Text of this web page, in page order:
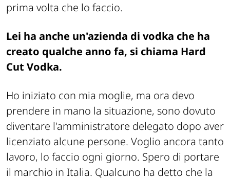
prima volta che lo faccio.
Lei ha anche un'azienda di vodka che ha
creato qualche anno fa, si chiama Hard
Cut Vodka.
Ho iniziato con mia moglie, ma ora devo
prendere in mano la situazione, sono dovuto
diventare l'amministratore delegato dopo aver
licenziato alcune persone. Voglio ancora tanto
lavoro, lo faccio ogni giorno. Spero di portare
il marchio in Italia. Qualcuno ha detto che la